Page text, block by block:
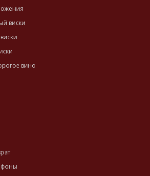
виски
вино